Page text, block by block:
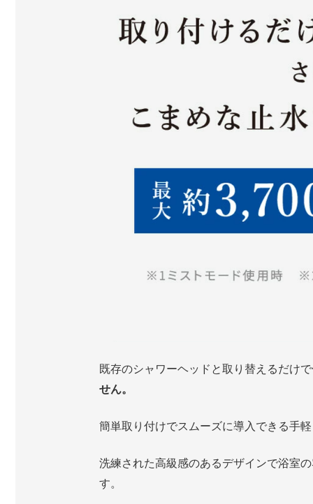
既存のシャワーヘッドと取り替えるだけ
せん。
簡単取り付けでスムーズに導入できる手
洗練された高級感のあるデザインで浴室
す。